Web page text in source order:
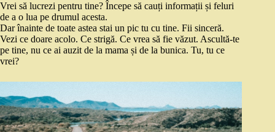
Vrei să lucrezi pentru tine? Începe să cauți informații și feluri
de a o lua pe drumul acesta.
Dar înainte de toate astea stai un pic tu cu tine. Fii sinceră.
Vezi ce doare acolo. Ce strigă. Ce vrea să fie văzut. Ascultă-te
pe tine, nu ce ai auzit de la mama și de la bunica. Tu, tu ce
vrei?